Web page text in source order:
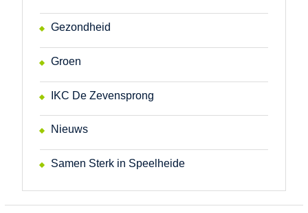
Gezondheid
Groen
IKC De Zevensprong
Nieuws
Samen Sterk in Speelheide